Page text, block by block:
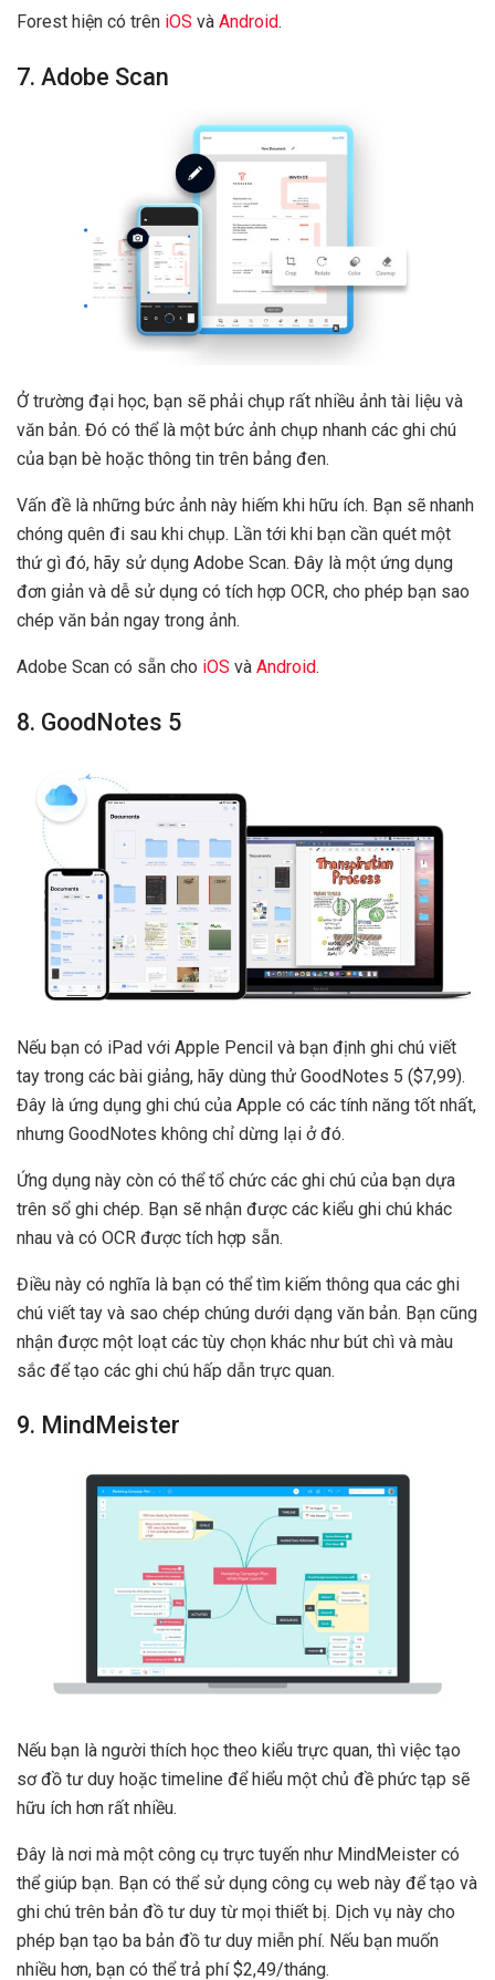
Forest hiện có trên iOS và Android.
7. Adobe Scan
Ở trường đại học, bạn sẽ phải chụp rất nhiều ảnh tài liệu và
văn bản. Đó có thể là một bức ảnh chụp nhanh các ghi chú
của bạn bè hoặc thông tin trên bảng đen.
Vấn đề là những bức ảnh này hiếm khi hữu ích. Bạn sẽ nhanh
chóng quên đi sau khi chụp. Lần tới khi bạn cần quét một
thứ gì đó, hãy sử dụng Adobe Scan. Đây là một ứng dụng
đơn giản và dễ sử dụng có tích hợp OCR, cho phép bạn sao
chép văn bản ngay trong ảnh.
Adobe Scan có sẵn cho iOS và Android.
8. GoodNotes 5
Nếu bạn có iPad với Apple Pencil và bạn định ghi chú viết
tay trong các bài giảng, hãy dùng thử GoodNotes 5 ($7,99).
Đây là ứng dụng ghi chú của Apple có các tính năng tốt nhất,
nhưng GoodNotes không chỉ dừng lại ở đó.
Ứng dụng này còn có thể tổ chức các ghi chú của bạn dựa
trên sổ ghi chép. Bạn sẽ nhận được các kiểu ghi chú khác
nhau và có OCR được tích hợp sẵn.
Điều này có nghĩa là bạn có thể tìm kiếm thông qua các ghi
chú viết tay và sao chép chúng dưới dạng văn bản. Bạn cũng
nhận được một loạt các tùy chọn khác như bút chì và màu
sắc để tạo các ghi chú hấp dẫn trực quan.
9. MindMeister
Nếu bạn là người thích học theo kiểu trực quan, thì việc tạo
sơ đồ tư duy hoặc timeline để hiểu một chủ đề phức tạp sẽ
hữu ích hơn rất nhiều.
Đây là nơi mà một công cụ trực tuyến như MindMeister có
thể giúp bạn. Bạn có thể sử dụng công cụ web này để tạo và
ghi chú trên bản đồ tư duy từ mọi thiết bị. Dịch vụ này cho
phép bạn tạo ba bản đồ tư duy miễn phí. Nếu bạn muốn
nhiều hơn, bạn có thể trả phí $2,49/tháng.